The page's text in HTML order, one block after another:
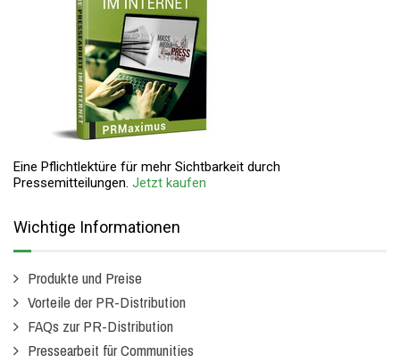
Eine Pflichtlektüre für mehr Sichtbarkeit durch
Pressemitteilungen. Jetzt kaufen
Wichtige Informationen
Produkte und Preise
Vorteile der PR-Distribution
FAQs zur PR-Distribution
Pressearbeit für Communities